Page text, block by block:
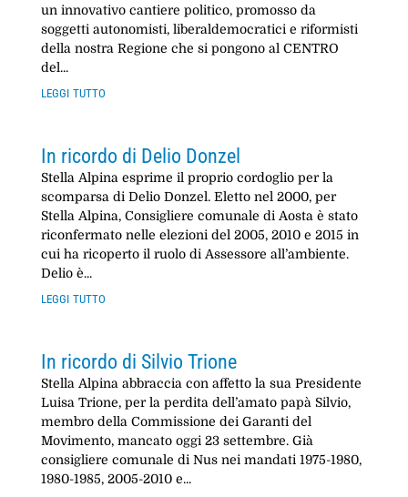
un innovativo cantiere politico, promosso da
soggetti autonomisti, liberaldemocratici e riformisti
della nostra Regione che si pongono al CENTRO
del...
leggi tutto
In ricordo di Delio Donzel
Stella Alpina esprime il proprio cordoglio per la
scomparsa di Delio Donzel. Eletto nel 2000, per
Stella Alpina, Consigliere comunale di Aosta è stato
riconfermato nelle elezioni del 2005, 2010 e 2015 in
cui ha ricoperto il ruolo di Assessore all’ambiente.
Delio è...
leggi tutto
In ricordo di Silvio Trione
Stella Alpina abbraccia con affetto la sua Presidente
Luisa Trione, per la perdita dell’amato papà Silvio,
membro della Commissione dei Garanti del
Movimento, mancato oggi 23 settembre. Già
consigliere comunale di Nus nei mandati 1975-1980,
1980-1985, 2005-2010 e...